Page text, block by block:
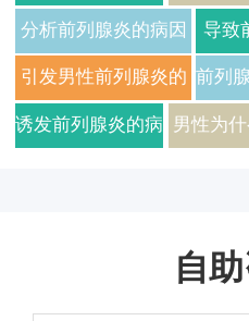
括哪些
分析前列腺炎的病因
有哪些
导致
的因
引发男性前列腺炎的
原因有哪些
前列
诱发前列腺炎的病 男性为
自